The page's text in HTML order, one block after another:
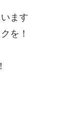
ます
を！